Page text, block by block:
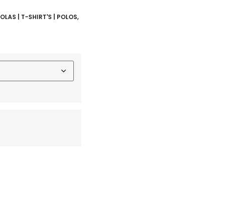
| T-SHIRT'S | POLOS,